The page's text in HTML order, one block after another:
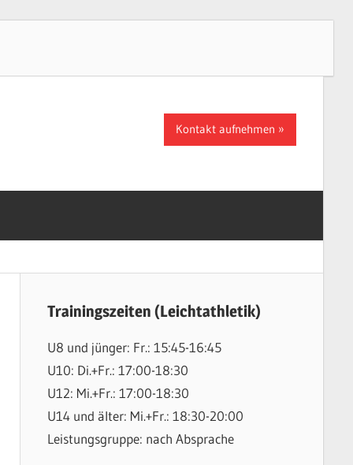
Kontakt aufnehmen
Trainingszeiten (Leichtathletik)
U8 und jünger: Fr.: 15:45-16:45
U10: Di.+Fr.: 17:00-18:30
U12: Mi.+Fr.: 17:00-18:30
U14 und älter: Mi.+Fr.: 18:30-20:00
Leistungsgruppe: nach Absprache